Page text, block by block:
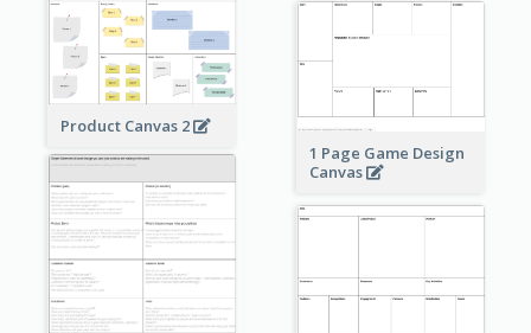
Product Canvas 2
1 Page Game Design
Canvas